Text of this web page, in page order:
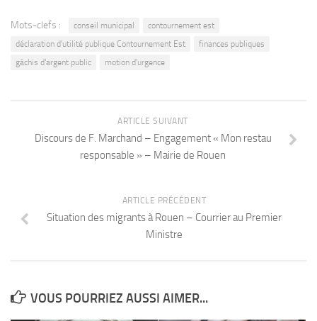
Mots-clefs : conseil municipal
contournement est
déclaration d'utilité publique Contournement Est
finances publiques
gâchis d'argent public
motion d'urgence
ARTICLE SUIVANT
Discours de F. Marchand – Engagement « Mon restau
responsable » – Mairie de Rouen
ARTICLE PRÉCÉDENT
Situation des migrants à Rouen – Courrier au Premier
Ministre
VOUS POURRIEZ AUSSI AIMER...